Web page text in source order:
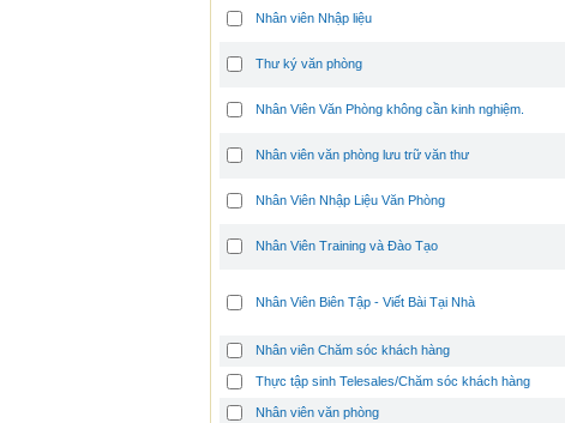
Nhân viên Nhập liệu
Thư ký văn phòng
Nhân Viên Văn Phòng không cần kinh nghiệm.
Nhân viên văn phòng lưu trữ văn thư
Nhân Viên Nhập Liệu Văn Phòng
Nhân Viên Training và Đào Tạo
Nhân Viên Biên Tập - Viết Bài Tại Nhà
Nhân viên Chăm sóc khách hàng
Thực tập sinh Telesales/Chăm sóc khách hàng
Nhân viên văn phòng